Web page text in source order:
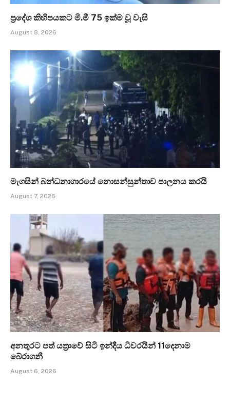
ප්‍රදේශ කිහිපයකට මි.මී 75 ඉක්ම වූ වැසි
August 8, 2026
මැගසින් බන්ධනාගාරයේ නොසන්සුන්තාව පාලනය කරයි
August 7, 2026
අනතුරට පත් යත්‍රාවේ සිටි ඉන්දීය ධීවරයින් 11දෙනාම
බේරාගනී
August 6, 2026